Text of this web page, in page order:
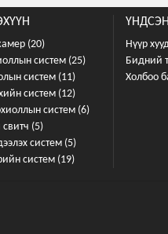
(20)
систем (25)
систем (11)
систем (12)
систем (6)
(5)
систем (5)
систем (19)
Нүүр
Бидний
Холбоо